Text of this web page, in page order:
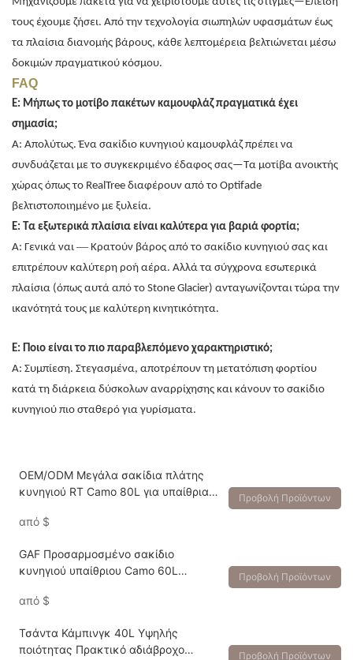
τους έχουμε ζήσει. Από την τεχνολογία σιωπηλών υφασμάτων έως
τα πλαίσια διανομής βάρους, κάθε λεπτομέρεια βελτιώνεται μέσω
δοκιμών πραγματικού κόσμου.
FAQ
Ε: Μήπως το μοτίβο πακέτων καμουφλάζ πραγματικά έχει
σημασία;
Α: Απολύτως. Ένα σακίδιο κυνηγιού καμουφλάζ πρέπει να
συνδυάζεται με το συγκεκριμένο έδαφος σας—Τα μοτίβα ανοικτής
χώρας όπως το RealTree διαφέρουν από το Optifade
βελτιστοποιημένο με ξυλεία.
Ε: Τα εξωτερικά πλαίσια είναι καλύτερα για βαριά φορτία;
Α: Γενικά ναι — Κρατούν βάρος από το σακίδιο κυνηγιού σας και
επιτρέπουν καλύτερη ροή αέρα. Αλλά τα σύγχρονα εσωτερικά
πλαίσια (όπως αυτά από το Stone Glacier) ανταγωνίζονται τώρα την
ικανότητά τους με καλύτερη κινητικότητα.
Ε: Ποιο είναι το πιο παραβλεπόμενο χαρακτηριστικό;
Α: Συμπίεση. Στεγασμένα, αποτρέπουν τη μετατόπιση φορτίου
κατά τη διάρκεια δύσκολων αναρρίχησης και κάνουν το σακίδιο
κυνηγιού πιο σταθερό για γυρίσματα.
OEM/ODM Μεγάλα σακίδια πλάτης
κυνηγιού RT Camo 80L για υπαίθρια
από $
Προβολή Προϊόντων
GAF Προσαρμοσμένο σακίδιο
κυνηγιού υπαίθριου Camo 60L
από $
Προβολή Προϊόντων
Τσάντα Κάμπινγκ 40L Υψηλής
ποιότητας Πρακτικό αδιάβροχο
Προβολή Προϊόντων